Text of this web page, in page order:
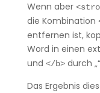
Wenn aber
die Kombination
entfernen ist,
Word in einen
und </b>durch
Das Ergebnis